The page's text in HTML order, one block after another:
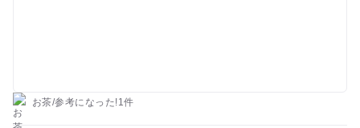
る‥夢に出てきそう、と子どもが言って怖がるくらい。フラッ
シュも多く、小さい子は要注意。入り口で注意喚起して欲しい
お茶/参考に なった!1件